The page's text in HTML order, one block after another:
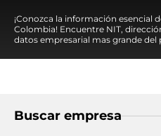
¡Conozca la información esencial
Colombia! Encuentre NIT,
datos empresarial mas grande del
Buscar empresa